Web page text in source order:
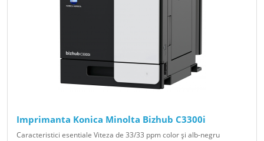
Imprimanta Konica Minolta Bizhub C3300i
Caracteristici esentiale Viteza de 33/33 ppm color şi alb-negru